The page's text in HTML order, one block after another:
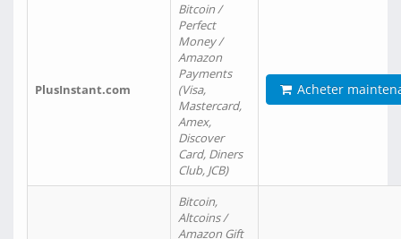
PlusInstant.com
Bitcoin /
Perfect
Money /
Amazon
Payments
(Visa,
Mastercard,
Amex,
Discover
Card, Diners
Club, JCB)
Acheter
Bitcoin,
Altcoins /
Amazon Gift